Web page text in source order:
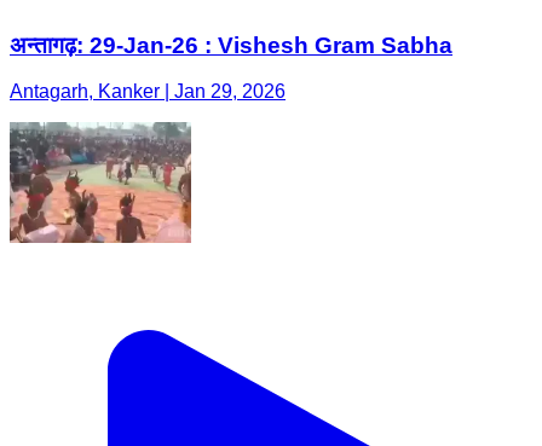
अन्तागढ़: 29-Jan-26 : Vishesh Gram Sabha
Antagarh, Kanker | Jan 29, 2026